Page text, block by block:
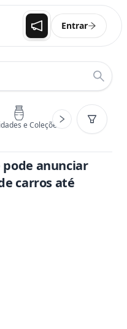
Entrar
e Coleções Arte,
pode anunciar
carros até